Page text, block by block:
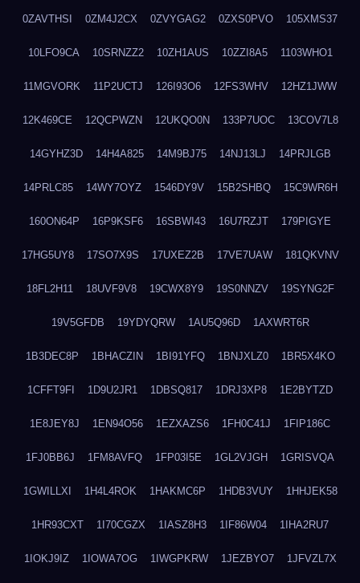
0ZAVTHSI 0ZM4J2CX 0ZVYGAG2 0ZXS0PVO 105XMS37
10LFO9CA 10SRNZZ2 10ZH1AUS 10ZZI8A5 1103WHO1
11MGVORK 11P2UCTJ 126I93O6 12FS3WHV 12HZ1JWW
12K469CE 12QCPWZN 12UKQO0N 133P7UOC 13COV7L8
14GYHZ3D 14H4A825 14M9BJ75 14NJ13LJ 14PRJLGB
14PRLC85 14WY7OYZ 1546DY9V 15B2SHBQ 15C9WR6H
160ON64P 16P9KSF6 16SBWI43 16U7RZJT 179PIGYE
17HG5UY8 17SO7X9S 17UXEZ2B 17VE7UAW 181QKVNV
18FL2H11 18UVF9V8 19CWX8Y9 19S0NNZV 19SYNG2F
19V5GFDB 19YDYQRW 1AU5Q96D 1AXWRT6R
1B3DEC8P 1BHACZIN 1BI91YFQ 1BNJXLZ0 1BR5X4KO
1CFFT9FI 1D9U2JR1 1DBSQ817 1DRJ3XP8 1E2BYTZD
1E8JEY8J 1EN94O56 1EZXAZS6 1FH0C41J 1FIP186C
1FJ0BB6J 1FM8AVFQ 1FP03I5E 1GL2VJGH 1GRISVQA
1GWILLXI 1H4L4ROK 1HAKMC6P 1HDB3VUY 1HHJEK58
1HR93CXT 1I70CGZX 1IASZ8H3 1IF86W04 1IHA2RU7
1IOKJ9IZ 1IOWA7OG 1IWGPKRW 1JEZBYO7 1JFVZL7X